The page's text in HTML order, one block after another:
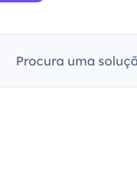
Procura uma